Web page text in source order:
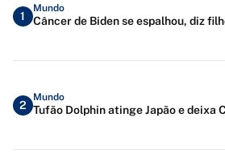
1
Mundo
Câncer de Biden se espalhou, diz
2
Mundo
Tufão Dolphin atinge Japão e deixa